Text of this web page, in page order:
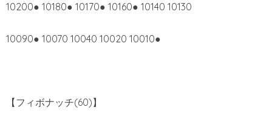
10200● 10180● 10170● 10160● 10140 10130
10090● 10070 10040 10020 10010●
【フィボナッチ(60)】